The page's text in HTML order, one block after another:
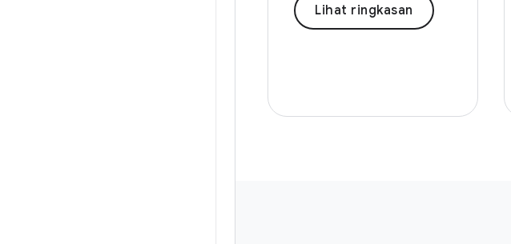
Lihat ringkasan